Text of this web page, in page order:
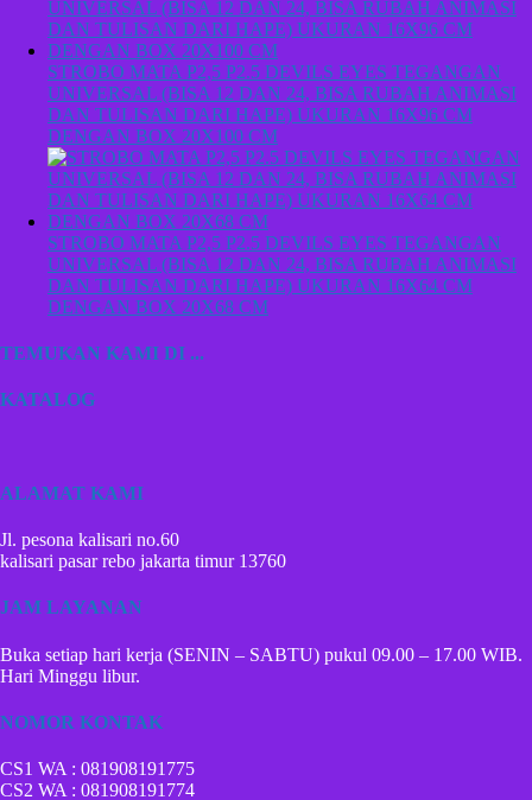
STROBO MATA P2,5 P2.5 DEVILS EYES TEGANGAN
UNIVERSAL (BISA 12 DAN 24, BISA RUBAH ANIMASI
DAN TULISAN DARI HAPE) UKURAN 16X96 CM
DENGAN BOX 20X100 CM
STROBO MATA P2,5 P2.5 DEVILS EYES TEGANGAN
UNIVERSAL (BISA 12 DAN 24, BISA RUBAH ANIMASI
DAN TULISAN DARI HAPE) UKURAN 16X64 CM
DENGAN BOX 20X68 CM
TEMUKAN KAMI DI ...
KATALOG
ALAMAT KAMI
Jl. pesona kalisari no.60
kalisari pasar rebo jakarta timur 13760
JAM LAYANAN
Buka setiap hari kerja (SENIN – SABTU) pukul 09.00 – 17.00 WIB.
Hari Minggu libur.
NOMOR KONTAK
CS1 WA : 081908191775
CS2 WA : 081908191774